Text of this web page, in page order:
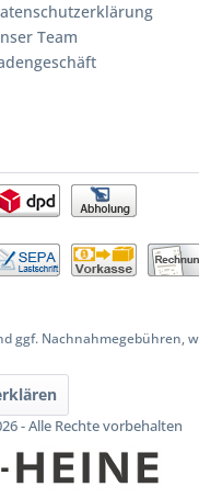
Team
ggf. Nachnahmegebühren,
- Alle Rechte vorbehalten